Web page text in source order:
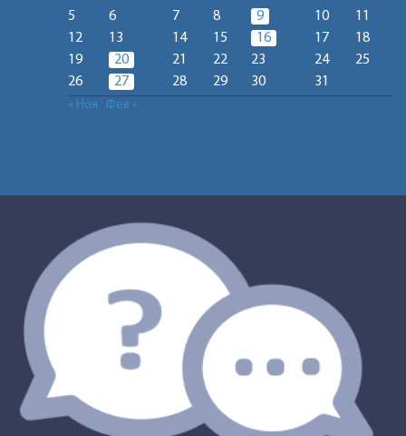
5
6 7 8 9 10
11
12
13 14 15 16 17
18
19
20 21 22 23 24
25
26
27 28 29 30 31
« Ноя Фев »